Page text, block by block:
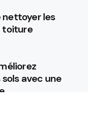
nettoyer les
toiture
sols avec une